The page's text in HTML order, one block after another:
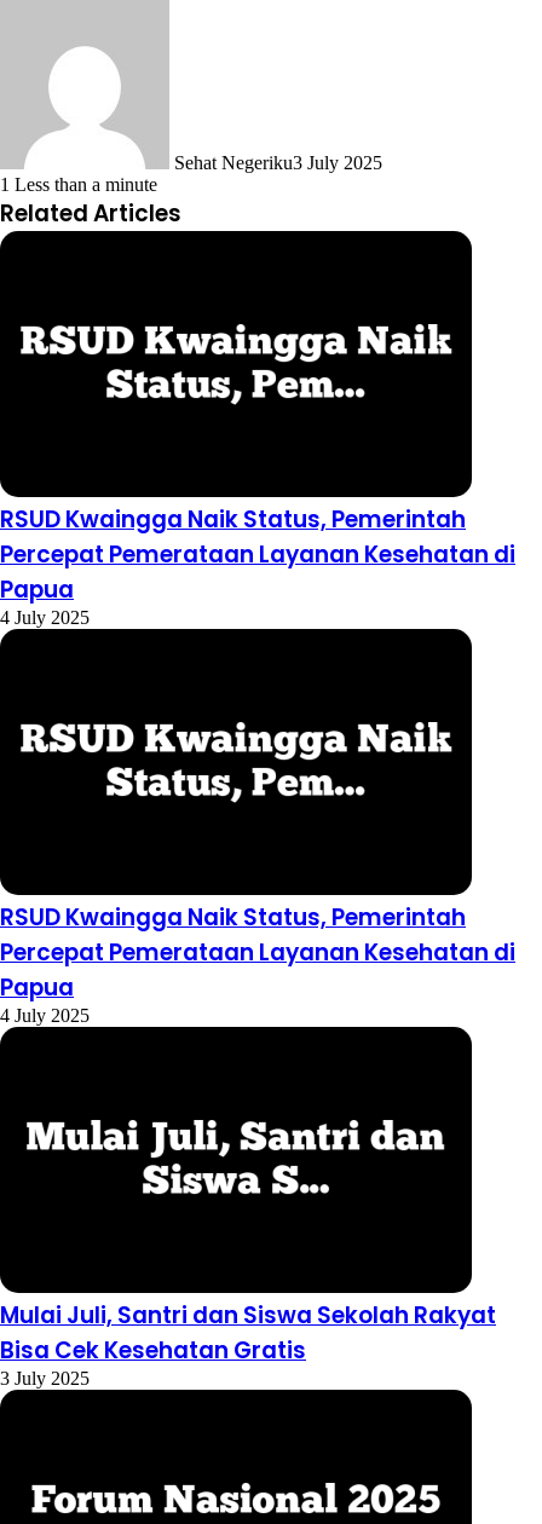
Sehat Negeriku3 July 2025
1 Less than a minute
Related Articles
RSUD Kwaingga Naik Status, Pemerintah
Percepat Pemerataan Layanan Kesehatan di
Papua
4 July 2025
RSUD Kwaingga Naik Status, Pemerintah
Percepat Pemerataan Layanan Kesehatan di
Papua
4 July 2025
Mulai Juli, Santri dan Siswa Sekolah Rakyat
Bisa Cek Kesehatan Gratis
3 July 2025